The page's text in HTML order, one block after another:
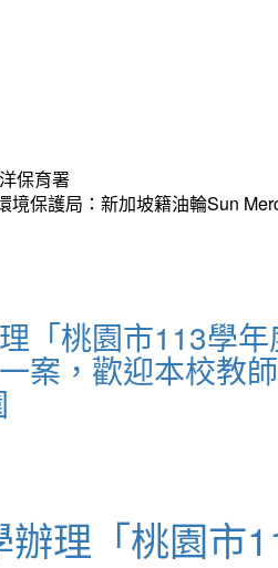
保育署
境保護局：新加坡籍油輪Sun
「桃園市113學
案，歡迎本校教
理「桃園市